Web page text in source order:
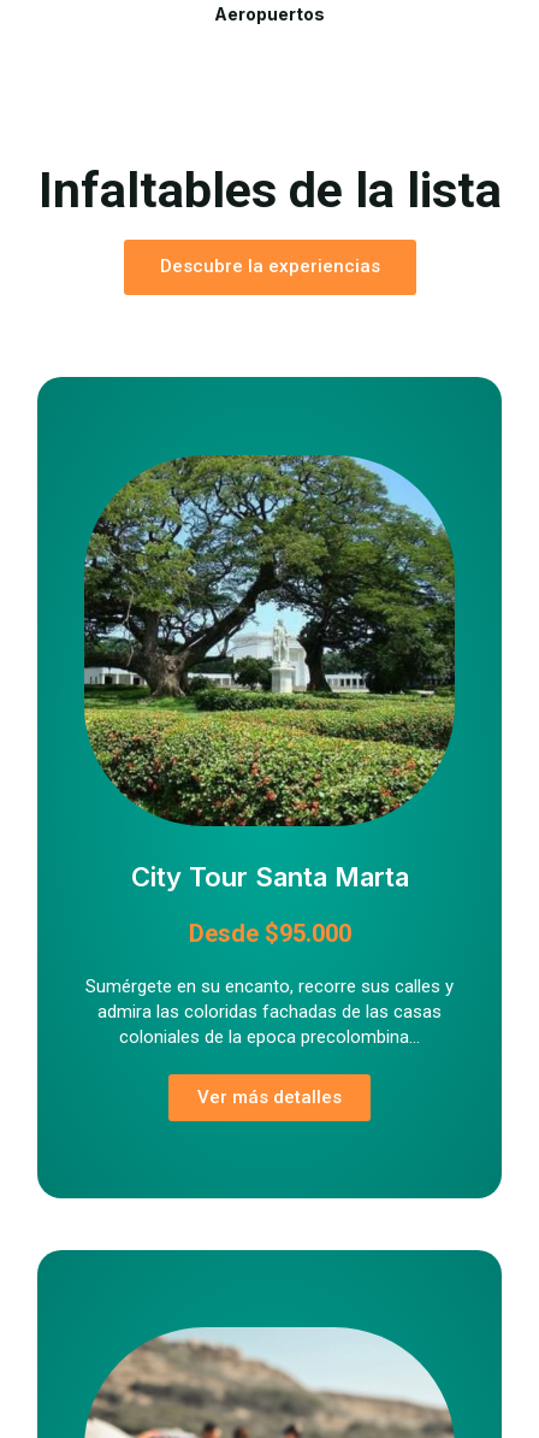
Aeropuertos
Infaltables de la lista
Descubre la experiencias
City Tour Santa Marta
Desde $95.000
Sumérgete en su encanto, recorre sus calles y
admira las coloridas fachadas de las casas
coloniales de la epoca precolombina...
Ver más detalles